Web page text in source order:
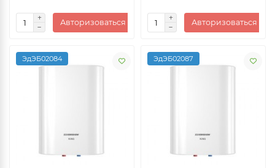
Авторизоваться Авторизоваться
ЭдЭБ02084 ЭдЭБ02087